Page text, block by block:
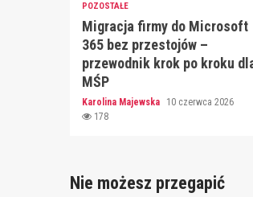
POZOSTAŁE
Migracja firmy do Microsoft
365 bez przestojów –
przewodnik krok po kroku
MŚP
Karolina Majewska
10 czerwca 2026
178
Nie możesz przegapić